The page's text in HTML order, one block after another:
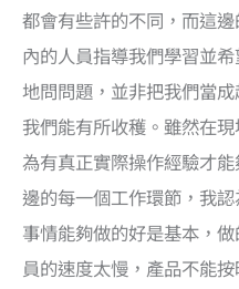
都會有些許的不同，而這
內的人員指導我們學習並
地問問題，並非把我們當
我們能有所收穫。雖然在
為有真正實際操作經驗才
邊的每一個工作環節，我
事情能夠做的好是基本，
員的速度太慢，產品不能